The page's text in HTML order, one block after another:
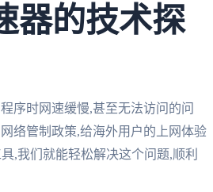
器的技术探
序时网速缓慢,甚至无法访问的问
络管制政策,给海外用户的上网体验
,我们就能轻松解决这个问题,顺利